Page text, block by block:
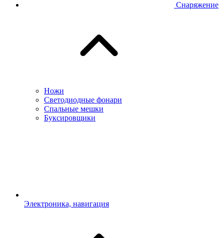
Снаряжение
Ножи
Светодиодные фонари
Спальные мешки
Буксировщики
Электроника, навигация